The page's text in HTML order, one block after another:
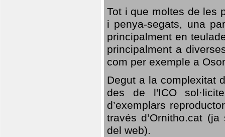
Tot i que moltes de les
i penya-segats, una
principalment en
principalment a
com per exemple a
Degut a la complexitat
des de l'ICO
d’exemplars
través d’Ornitho.cat
del web).